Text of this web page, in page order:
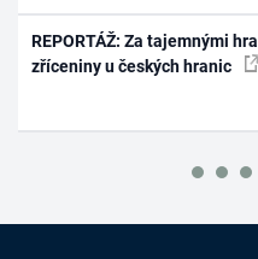
REPORTÁŽ: Za tajemnými
zříceniny u českých hranic